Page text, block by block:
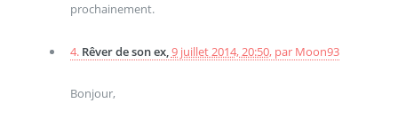
prochainement.
4. Rêver de son ex,9 juillet 2014, 20:50, par Moon93
Bonjour,